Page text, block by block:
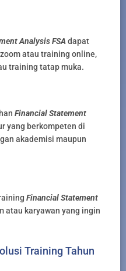
Analysis FSA dapat
atau training online,
training tatap muka.
Financial Statement
yang berkompeten di
akademisi maupun
Financial Statement
atau karyawan yang ingin
Training Tahun